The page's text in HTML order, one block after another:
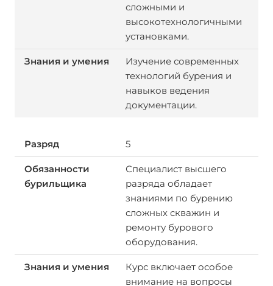
сложными и
высокотехнологичными
установками.
Изучение современных
технологий бурения и
навыков ведения
документации.
5
Специалист высшего
разряда обладает
знаниями по бурению
сложных скважин и
ремонту бурового
оборудования.
Курс включает особое
внимание на вопросы